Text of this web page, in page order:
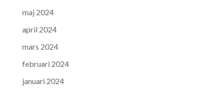
maj 2024
april 2024
mars 2024
februari 2024
januari 2024